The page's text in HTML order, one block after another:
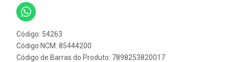
Código: 54263
Código NCM: 85444200
Código de Barras do Produto: 7898253820017